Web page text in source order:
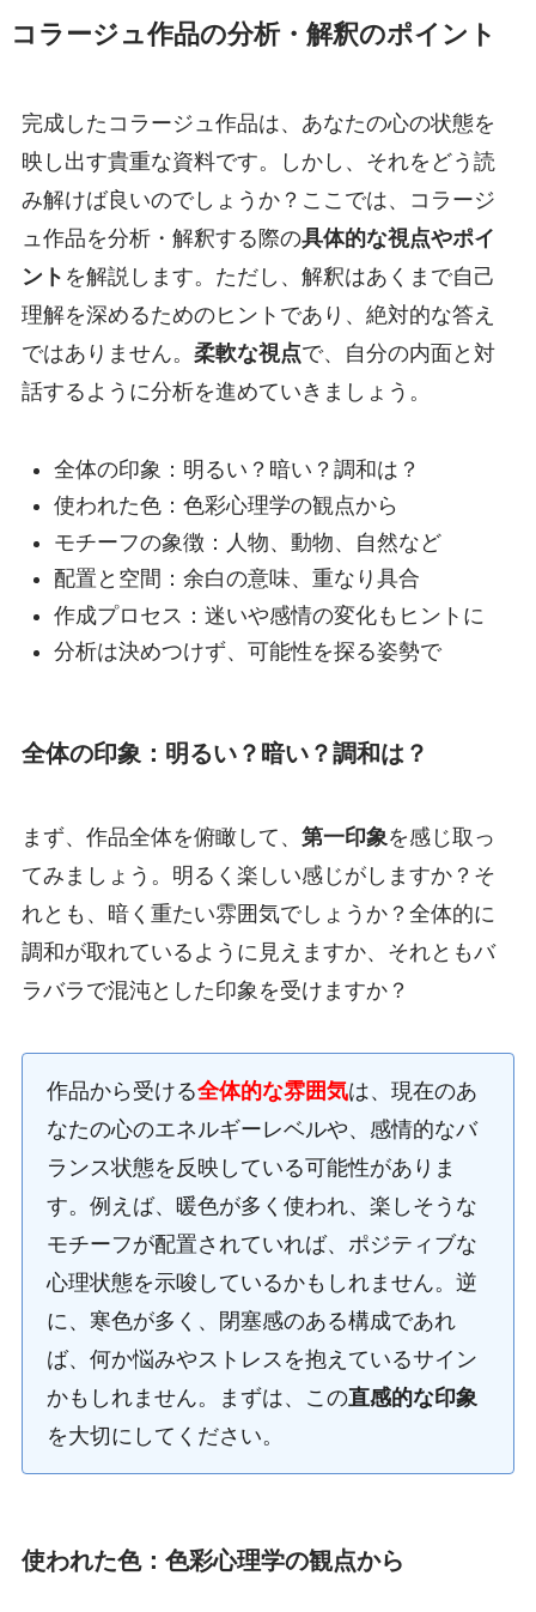
コラージュ作品の分析・解釈のポイント
完成したコラージュ作品は、あなたの心の状態を
映し出す貴重な資料です。しかし、それをどう読
み解けば良いのでしょうか？ここでは、コラージ
ュ作品を分析・解釈する際の具体的な視点やポイ
ント を解説します。ただし、解釈はあくまで自己
理解を深めるためのヒントであり、絶対的な答え
ではありません。 柔軟な視点で、自分の内面と対
話するように分析を進めていきましょう。
全体の印象：明るい？暗い？調和は？
使われた色：色彩心理学の観点から
モチーフの象徴：人物、動物、自然など
配置と空間：余白の意味、重なり具合
作成プロセス：迷いや感情の変化もヒントに
分析は決めつけず、可能性を探る姿勢で
全体の印象：明るい？暗い？調和は？
まず、作品全体を俯瞰して、 第一印象 を感じ取っ
てみましょう。明るく楽しい感じがしますか？そ
れとも、暗く重たい雰囲気でしょうか？全体的に
調和が取れているように見えますか、それともバ
ラバラで混沌とした印象を受けますか？
作品から受ける全体的な雰囲気は、現在のあ
なたの心のエネルギーレベルや、感情的なバ
ランス状態を反映している可能性がありま
す。例えば、暖色が多く使われ、楽しそうな
モチーフが配置されていれば、ポジティブな
心理状態を示唆しているかもしれません。逆
に、寒色が多く、閉塞感のある構成であれ
ば、何か悩みやストレスを抱えているサイン
かもしれません。まずは、この直感的な印象
を大切にしてください。
使われた色：色彩心理学の観点から